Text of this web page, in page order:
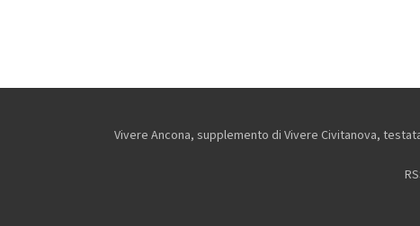
Vivere Ancona, supplemento di Vivere Civitanova,